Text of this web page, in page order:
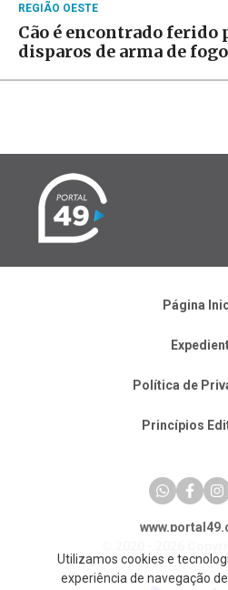
REGIÃO OESTE
Cão é encontrado ferido
disparos de arma de fogo
Página
Política de
Princípios
Utilizamos cookies e
experiência de navegação